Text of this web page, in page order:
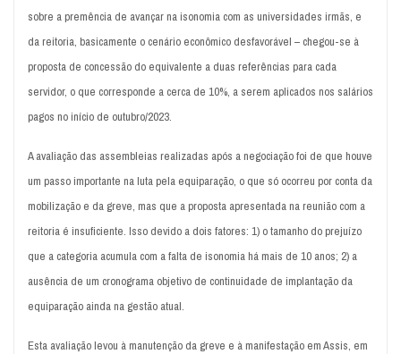
sobre a premência de avançar na isonomia com as universidades irmãs, e
da reitoria, basicamente o cenário econômico desfavorável – chegou-se à
proposta de concessão do equivalente a duas referências para cada
servidor, o que corresponde a cerca de 10%, a serem aplicados nos salários
pagos no início de outubro/2023.
A avaliação das assembleias realizadas após a negociação foi de que houve
um passo importante na luta pela equiparação, o que só ocorreu por conta da
mobilização e da greve, mas que a proposta apresentada na reunião com a
reitoria é insuficiente. Isso devido a dois fatores: 1) o tamanho do prejuízo
que a categoria acumula com a falta de isonomia há mais de 10 anos; 2) a
ausência de um cronograma objetivo de continuidade de implantação da
equiparação ainda na gestão atual.
Esta avaliação levou à manutenção da greve e à manifestação em Assis, em